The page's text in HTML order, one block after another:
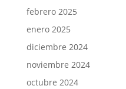
febrero 2025
enero 2025
diciembre 2024
noviembre 2024
octubre 2024